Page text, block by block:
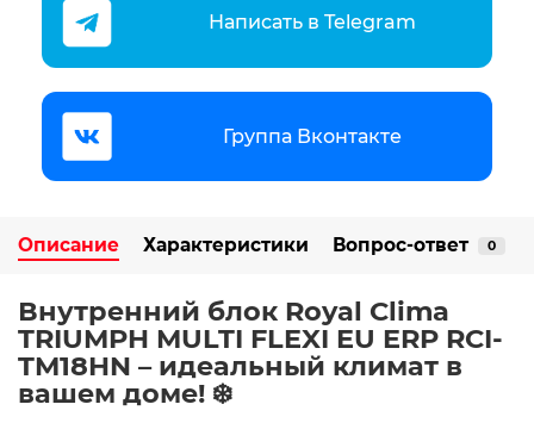
Написать в Telegram
Группа Вконтакте
Описание Характеристики Вопрос-ответ 0
Внутренний блок Royal Clima
TRIUMPH MULTI FLEXI EU ERP RCI-
TM18HN – идеальный климат в
вашем доме! ❄️